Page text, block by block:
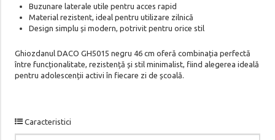
Buzunare laterale utile pentru acces rapid
Material rezistent, ideal pentru utilizare zilnică
Design simplu și modern, potrivit pentru orice stil
Ghiozdanul DACO GH5015 negru 46 cm oferă combinația perfectă
între funcționalitate, rezistență și stil minimalist, fiind alegerea ideală
pentru adolescenții activi în fiecare zi de școală.
Caracteristici